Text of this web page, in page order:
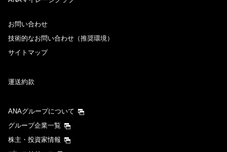
お問い合わせ
技術的なお問い合わせ（推奨環境）
サイトマップ
運送約款
ANAグループについて
グループ企業一覧
株主・投資家情報